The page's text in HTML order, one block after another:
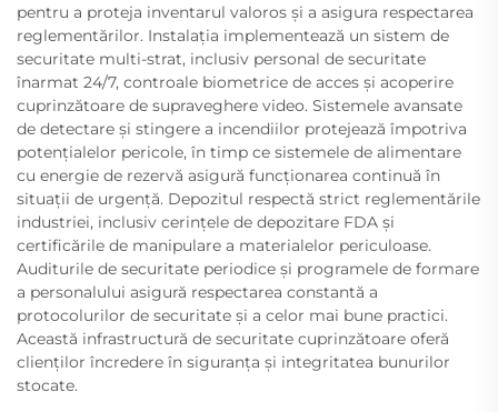
pentru a proteja inventarul valoros şi a asigura respectarea
reglementărilor. Instalația implementează un sistem de
securitate multi-strat, inclusiv personal de securitate
înarmat 24/7, controale biometrice de acces și acoperire
cuprinzătoare de supraveghere video. Sistemele avansate
de detectare şi stingere a incendiilor protejează împotriva
potenţialelor pericole, în timp ce sistemele de alimentare
cu energie de rezervă asigură funcţionarea continuă în
situaţii de urgenţă. Depozitul respectă strict reglementările
industriei, inclusiv cerințele de depozitare FDA și
certificările de manipulare a materialelor periculoase.
Auditurile de securitate periodice și programele de formare
a personalului asigură respectarea constantă a
protocolurilor de securitate și a celor mai bune practici.
Această infrastructură de securitate cuprinzătoare oferă
clienților încredere în siguranța și integritatea bunurilor
stocate.